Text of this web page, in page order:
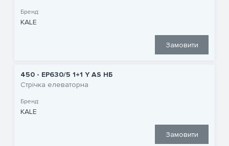
Бренд:
KALE
Замовити
450 - EP630/5 1+1 Y AS НБ
Стрічка елеваторна
Бренд:
KALE
Замовити